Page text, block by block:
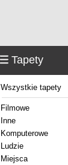
Tapety
Wszystkie tapety
Filmowe
Inne
Komputerowe
Ludzie
Miejsca